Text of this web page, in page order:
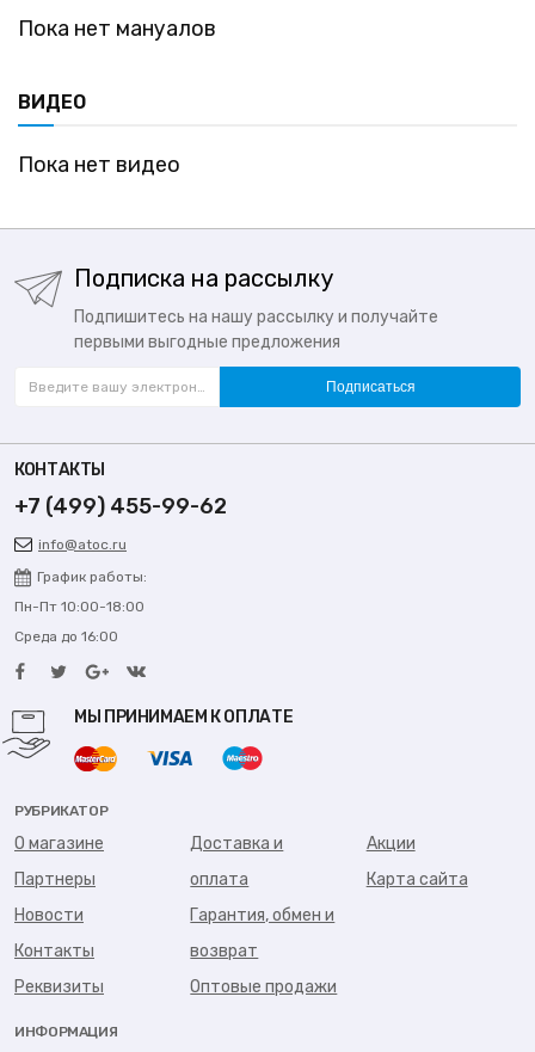
Пока нет мануалов
ВИДЕО
Пока нет видео
Подписка на рассылку
Подпишитесь на нашу рассылку и получайте
первыми выгодные предложения
Подписаться
КОНТАКТЫ
+7 (499) 455-99-62
info@atoc.ru
График работы:
Пн-Пт 10:00-18:00
Среда до 16:00
МЫ ПРИНИМАЕМ К ОПЛАТЕ
РУБРИКАТОР
О магазине
Партнеры
Новости
Контакты
Реквизиты
Доставка и
оплата
Гарантия, обмен и
возврат
Оптовые продажи
Акции
Карта сайта
ИНФОРМАЦИЯ